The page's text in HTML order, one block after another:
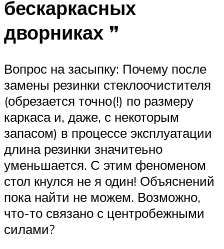
бескаркасных
дворниках ”
Вопрос на засыпку: Почему после
замены резинки стеклоочистителя
(обрезается точно(!) по размеру
каркаса и, даже, с некоторым
запасом) в процессе эксплуатации
длина резинки значитеьно
уменьшается. С этим феноменом
стол кнулся не я один! Объяснений
пока найти не можем. Возможно,
что-то связано с центробежными
силами?